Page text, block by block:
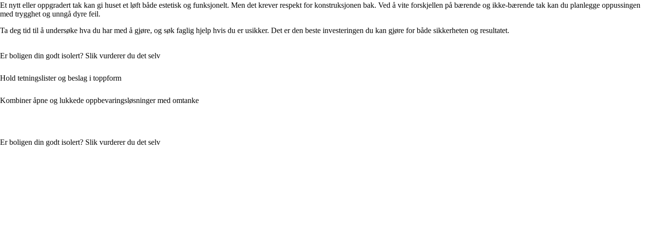
Et nytt eller oppgradert tak kan gi huset et løft både estetisk og funksjonelt. Men det krever respekt for konstruksjonen bak. Ved å vite forskjellen på bærende og ikke-bærende tak kan du planlegge oppussingen
med trygghet og unngå dyre feil.
Ta deg tid til å undersøke hva du har med å gjøre, og søk faglig hjelp hvis du er usikker. Det er den beste investeringen du kan gjøre for både sikkerheten og resultatet.
Er boligen din godt isolert? Slik vurderer du det selv
Hold tetningslister og beslag i toppform
Kombiner åpne og lukkede oppbevaringsløsninger med omtanke
Er boligen din godt isolert? Slik vurderer du det selv